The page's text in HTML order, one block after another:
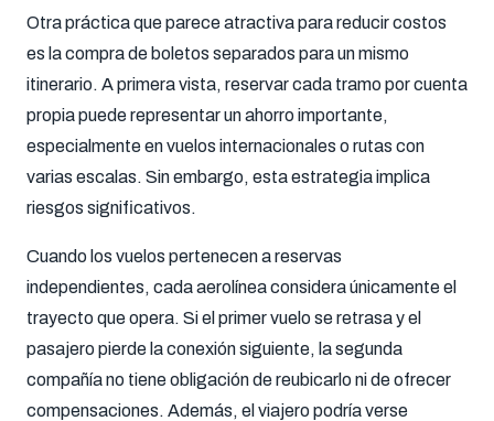
Otra práctica que parece atractiva para reducir costos
es la compra de boletos separados para un mismo
itinerario. A primera vista, reservar cada tramo por cuenta
propia puede representar un ahorro importante,
especialmente en vuelos internacionales o rutas con
varias escalas. Sin embargo, esta estrategia implica
riesgos significativos.
Cuando los vuelos pertenecen a reservas
independientes, cada aerolínea considera únicamente el
trayecto que opera. Si el primer vuelo se retrasa y el
pasajero pierde la conexión siguiente, la segunda
compañía no tiene obligación de reubicarlo ni de ofrecer
compensaciones. Además, el viajero podría verse